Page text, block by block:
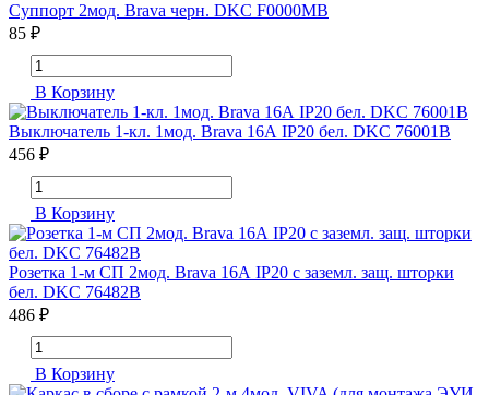
Суппорт 2мод. Brava черн. DKC F0000MB
85 ₽
В Корзину
Выключатель 1-кл. 1мод. Brava 16А IP20 бел. DKC 76001B
456 ₽
В Корзину
Розетка 1-м СП 2мод. Brava 16А IP20 с заземл. защ. шторки
бел. DKC 76482B
486 ₽
В Корзину